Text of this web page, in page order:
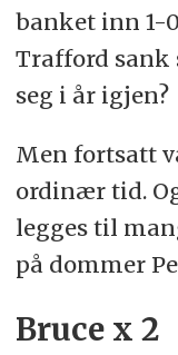
banket inn 1-
Trafford sank
seg i år igjen?
Men fortsatt
ordinær tid.
legges til
på dommer
Bruce x 2